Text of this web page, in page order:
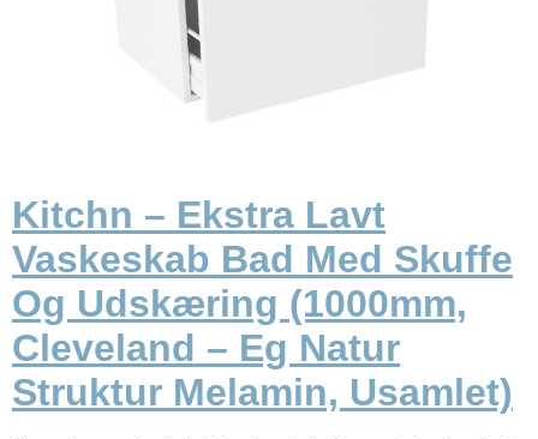
Kitchn – Ekstra Lavt
Vaskeskab Bad Med Skuffe
Og Udskæring (1000mm,
Cleveland – Eg Natur
Struktur Melamin, Usamlet)